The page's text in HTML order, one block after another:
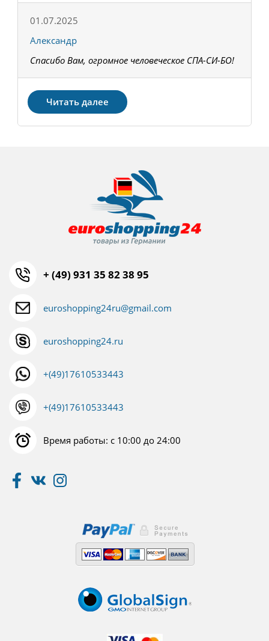
01.07.2025
Александр
Спасибо Вам, огромное человеческое СПА-СИ-БО!
Читать далее
+ (49) 931 35 82 38 95
euroshopping24ru@gmail.com
euroshopping24.ru
+(49)17610533443
+(49)17610533443
Время работы: с 10:00 до 24:00